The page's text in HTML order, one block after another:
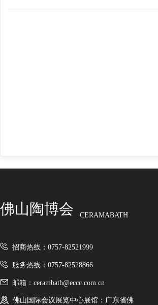
佛山陶博会 CERAMABATH
招商热线：0757-82521999
服务热线：0757-82528866
邮箱：cerambath@eccc.com.cn
佛山国际会议展览中心展馆：广东省佛